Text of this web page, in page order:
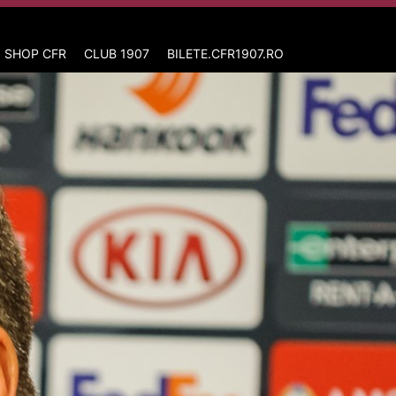
SHOP CFR CLUB 1907 BILETE.CFR1907.RO